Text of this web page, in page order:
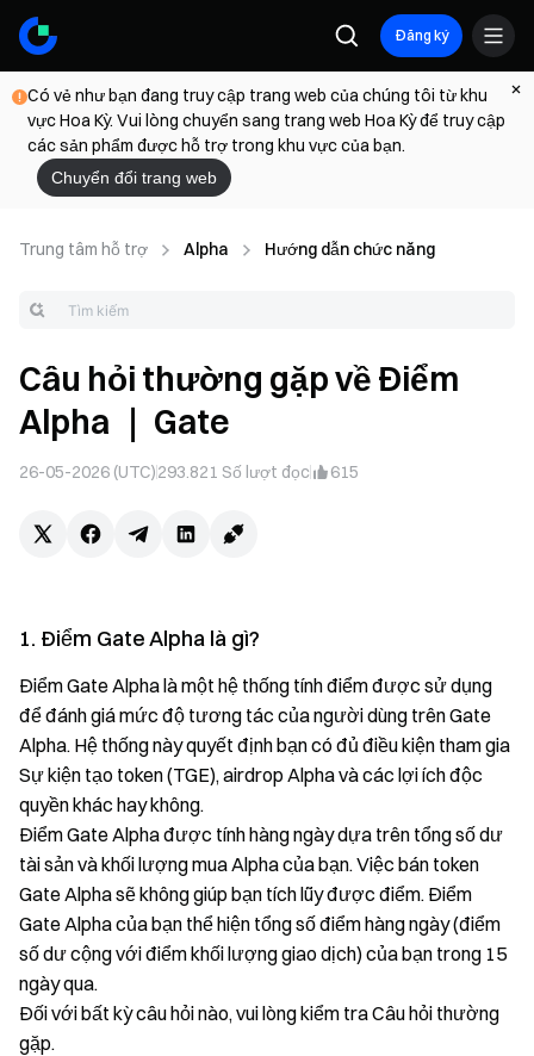
Đăng ký
Có vẻ như bạn đang truy cập trang web của chúng tôi từ khu
vực Hoa Kỳ. Vui lòng chuyển sang trang web Hoa Kỳ để truy cập
các sản phẩm được hỗ trợ trong khu vực của bạn.
Chuyển đổi trang web
Trung tâm hỗ trợ Alpha Hướng dẫn chức năng
Câu hỏi thường gặp về Điểm
Alpha ｜ Gate
26-05-2026 (UTC)293.821 Số lượt đọc 615
1. Điểm Gate Alpha là gì?
Điểm Gate Alpha là một hệ thống tính điểm được sử dụng
để đánh giá mức độ tương tác của người dùng trên Gate
Alpha. Hệ thống này quyết định bạn có đủ điều kiện tham gia
Sự kiện tạo token (TGE), airdrop Alpha và các lợi ích độc
quyền khác hay không.
Điểm Gate Alpha được tính hàng ngày dựa trên tổng số dư
tài sản và khối lượng mua Alpha của bạn. Việc bán token
Gate Alpha sẽ không giúp bạn tích lũy được điểm. Điểm
Gate Alpha của bạn thể hiện tổng số điểm hàng ngày (điểm
số dư cộng với điểm khối lượng giao dịch) của bạn trong 15
ngày qua.
Đối với bất kỳ câu hỏi nào, vui lòng kiểm tra Câu hỏi thường
gặp.